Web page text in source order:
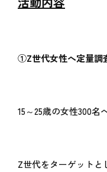
①Z世代女性へ定量調
15～25歳の女性300名
Z世代をターゲットと